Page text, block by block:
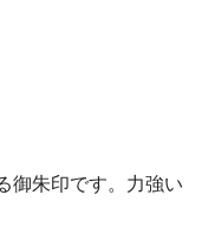
御朱印です。力強い